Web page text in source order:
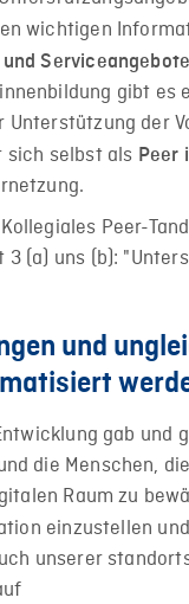
wichtigen
gibt es
Unterstützung der
sich selbst als Peer
und
gab
die Menschen,
Raum zu
einzustellen und
unserer